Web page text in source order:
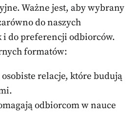
Ważne jest, aby wybrany
do naszych
i do preferencji odbiorców.
formatów:
osobiste relacje, które budują
odbiorcom w nauce